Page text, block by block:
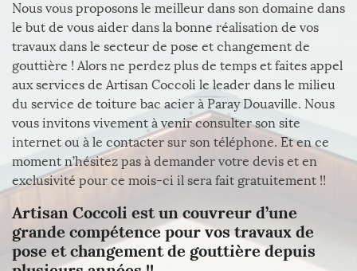
Nous vous proposons le meilleur dans son domaine dans
le but de vous aider dans la bonne réalisation de vos
travaux dans le secteur de pose et changement de
gouttière ! Alors ne perdez plus de temps et faites appel
aux services de Artisan Coccoli le leader dans le milieu
du service de toiture bac acier à Paray Douaville. Nous
vous invitons vivement à venir consulter son site
internet ou à le contacter sur son téléphone. Et en ce
moment n’hésitez pas à demander votre devis et en
exclusivité pour ce mois-ci il sera fait gratuitement !!
Artisan Coccoli est un couvreur d’une
grande compétence pour vos travaux de
pose et changement de gouttière depuis